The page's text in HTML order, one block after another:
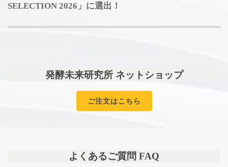
SELECTION 2026」に選出！
発酵未来研究所 ネットショップ
ご注文はこちら
よくあるご質問 FAQ